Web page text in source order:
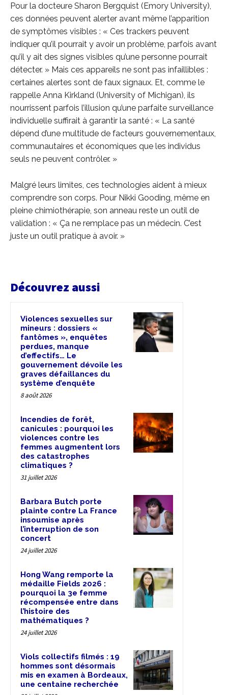
Pour la docteure Sharon Bergquist (Emory University),
ces données peuvent alerter avant même l’apparition
de symptômes visibles : « Ces trackers peuvent
indiquer qu’il pourrait y avoir un problème, parfois avant
qu’il y ait des signes visibles qu’une personne pourrait
détecter. » Mais ces appareils ne sont pas infaillibles :
certaines alertes sont de faux signaux. Et, comme le
rappelle Anna Kirkland (University of Michigan), ils
nourrissent parfois l’illusion qu’une parfaite surveillance
individuelle suffirait à garantir la santé : « La santé
dépend d’une multitude de facteurs gouvernementaux,
communautaires et économiques que les individus
seuls ne peuvent contrôler. »
Malgré leurs limites, ces technologies aident à mieux
comprendre son corps. Pour Nikki Gooding, même en
pleine chimiothérapie, son anneau reste un outil de
validation : « Ça ne remplace pas un médecin. C’est
juste un outil pratique à avoir. »
Découvrez aussi
Violences sexuelles sur
mineurs : dossiers «
fantômes », enquêtes
perdues, manque
d’effectifs… Le
gouvernement dévoile les
graves défaillances du
système d’enquête
8 août 2026
Incendies de forêt,
canicules : pourquoi les
violences contre les
femmes augmentent lors
des catastrophes
climatiques ?
31 juillet 2026
Barbara Butch porte
plainte contre La France
insoumise après
l’interruption de son
concert
24 juillet 2026
Hong Wang remporte la
médaille Fields 2026 :
pourquoi la 3e femme
récompensée entre dans
l’histoire des
mathématiques ?
24 juillet 2026
Viols collectifs filmés : 19
hommes sont désormais
mis en examen à Bordeaux,
une centaine recherchée